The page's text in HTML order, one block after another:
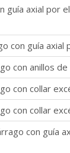
guía axial por
con guía
con anillos de
con collar
con collar
con guía